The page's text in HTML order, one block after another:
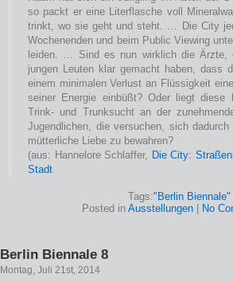
so packt er eine Literflasche voll
trinkt, wo sie geht und steht. … Die City
Wochenenden und beim Public Viewing
leiden. … Sind es nun wirklich die Ärzte,
jungen Leuten klar gemacht haben, dass
einem minimalen Verlust an Flüssigkeit
seiner Energie einbüßt? Oder liegt diese
Trink- und Trunksucht an der
Jugendlichen, die versuchen, sich
mütterliche Liebe zu bewahren?
(aus: Hannelore Schlaffer, Die City:
Stadt
Tags:"Berlin Biennale"
Posted in Ausstellungen| No
Berlin Biennale 8
Montag, Juli 21st, 2014